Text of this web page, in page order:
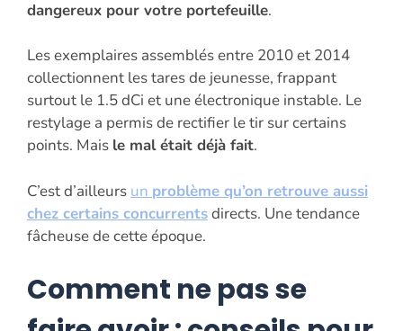
dangereux pour votre portefeuille.
Les exemplaires assemblés entre 2010 et 2014
collectionnent les tares de jeunesse, frappant
surtout le 1.5 dCi et une électronique instable. Le
restylage a permis de rectifier le tir sur certains
points. Mais le mal était déjà fait.
C’est d’ailleurs un problème qu’on retrouve aussi
chez certains concurrentsdirects. Une tendance
fâcheuse de cette époque.
Comment ne pas se